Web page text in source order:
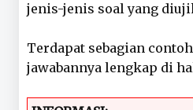
jenis-jenis soal yang
Terdapat sebagian
jawabannya lengkap di